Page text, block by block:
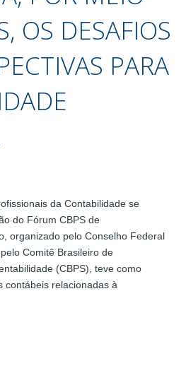
OS DESAFIOS
PARA
da Contabilidade se
do Fórum CBPS de
organizado pelo Conselho Federal
Comitê Brasileiro de
(CBPS), teve como
contábeis relacionadas à